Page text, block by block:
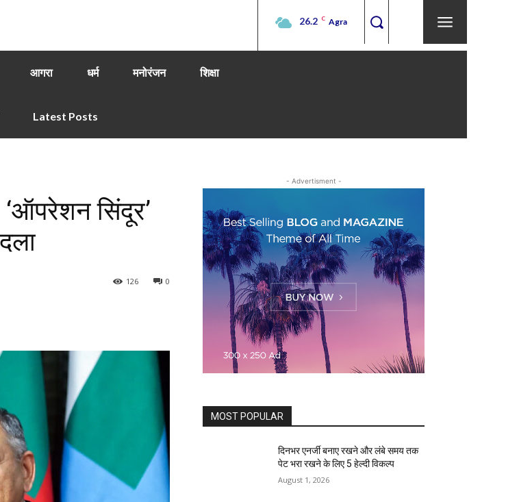
26.2 C Agra
आगरा धर्म मनोरंजन शिक्षा
Latest Posts
सिंदूर’
0
126
- Advertisment -
MOST POPULAR
दिनभर एनर्जी बनाए रखने और लंबे समय तक
पेट भरा रखने के लिए 5 हेल्दी विकल्प
August 1, 2026